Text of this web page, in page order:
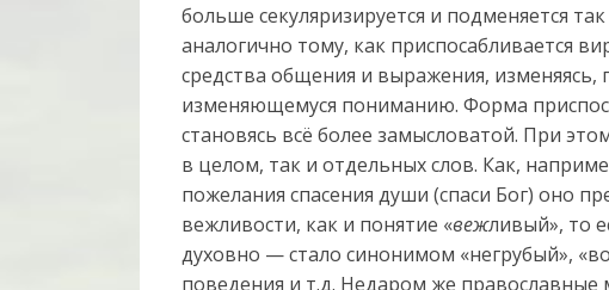
больше секуляризируется и подменяется
аналогично тому, как приспосабливается
средства общения и выражения,
изменяющемуся пониманию. Форма
становясь всё более замысловатой. При
в целом, так и отдельных слов. Как,
пожелания спасения души (спаси Бог) оно
вежливости, как и понятие «вежливый», то
духовно — стало синонимом «негрубый»,
поведения и т.д. Недаром же